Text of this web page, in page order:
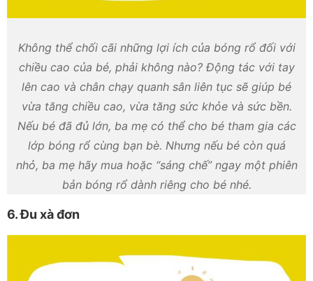
Không thể chối cãi những lợi ích của bóng rổ đối với
chiều cao của bé, phải không nào? Động tác với tay
lên cao và chân chạy quanh sân liên tục sẽ giúp bé
vừa tăng chiều cao, vừa tăng sức khỏe và sức bền.
Nếu bé đã đủ lớn, ba mẹ có thể cho bé tham gia các
lớp bóng rổ cùng bạn bè. Nhưng nếu bé còn quá
nhỏ, ba mẹ hãy mua hoặc “sáng chế” ngay một phiên
bản bóng rổ dành riêng cho bé nhé.
6. Đu xà đơn